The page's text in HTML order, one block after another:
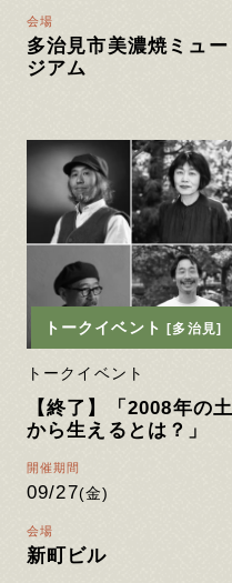
会場
多治見市美濃焼ミュー
ジアム
トークイベント [多治見]
トークイベント
【終了】「2008年の⼟
から⽣えるとは？」
開催期間
09/27(金)
会場
新町ビル